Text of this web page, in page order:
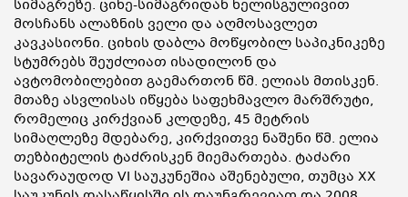
სიმაგრეზე. ციხე-სიმაგრიდან ხელისგულივით
მოსჩანს ალაზნის ველი და აღმოსავლეთ
კავკასიონი. ციხის დაბლა მოწყობილ საპიკნიკეზე
სტუმრებს შეუძლიათ ისადილონ და
ავტომობილებით გაემართონ წმ. ელიას მთისკენ.
მთაზე ასვლისას იწყება საფეხმავლო მარშრუტი,
რომელიც კირქვიან კლდეზე, 45 მეტრის
სიმაღლეზე მდებარე, კირქვითვე ნაშენი წმ. ელია
თეზბიტელის ტაძრისკენ მიემართება. ტაძარი
სავარაუდოდ VI საუკუნეშია აშენებული, თუმცა XX